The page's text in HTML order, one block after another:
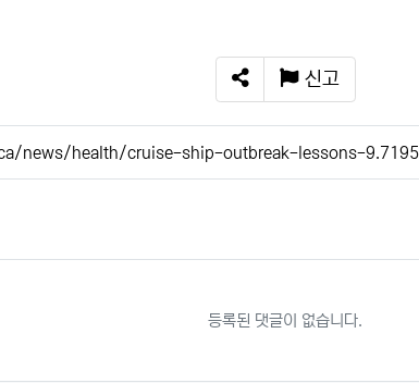
SNS 공유
신고
news/health/cruise-ship-outbreak-lessons-
등록된 댓글이 없습니다.